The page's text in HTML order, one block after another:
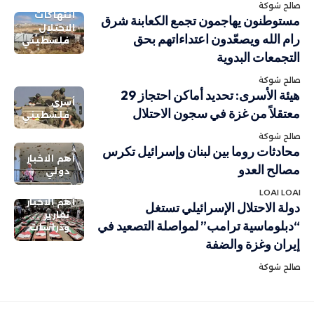
صالح شوكة
انتهاكات
الاحتلال
فلسطيني
مستوطنون يهاجمون تجمع الكعابنة شرق
رام الله ويصعّدون اعتداءاتهم بحق
التجمعات البدوية
صالح شوكة
أسرى
فلسطيني
هيئة الأسرى: تحديد أماكن احتجاز 29
معتقلاً من غزة في سجون الاحتلال
صالح شوكة
أهم الاخبار
دولي
محادثات روما بين لبنان وإسرائيل تكرس
مصالح العدو
LOAI LOAI
أهم الاخبار
تقارير
ودراسات
دولة الاحتلال الإسرائيلي تستغل
“دبلوماسية ترامب” لمواصلة التصعيد في
إيران وغزة والضفة
صالح شوكة